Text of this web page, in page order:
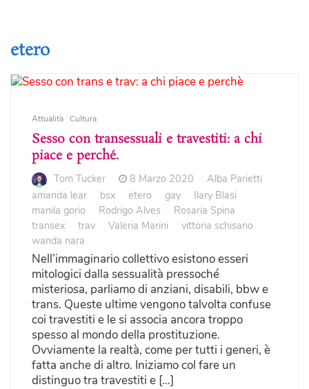
etero
Attualità Cultura
Sesso con transessuali e travestiti: a chi
piace e perché.
Tom Tucker 8 Marzo 2020
Alba Parietti
amanda lear
bsx etero gay
Ilary Blasi
manila gorio
Rodrigo Alves
Rosaria Spina
transex
trav Valeria Marini
vittoria schisano
wanda nara
Nell’immaginario collettivo esistono esseri
mitologici dalla sessualità pressoché
misteriosa, parliamo di anziani, disabili, bbw e
trans. Queste ultime vengono talvolta confuse
coi travestiti e le si associa ancora troppo
spesso al mondo della prostituzione.
Ovviamente la realtà, come per tutti i generi, è
fatta anche di altro. Iniziamo col fare un
distinguo tra travestiti e […]